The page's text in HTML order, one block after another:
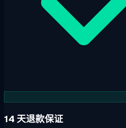
14 天退款保证